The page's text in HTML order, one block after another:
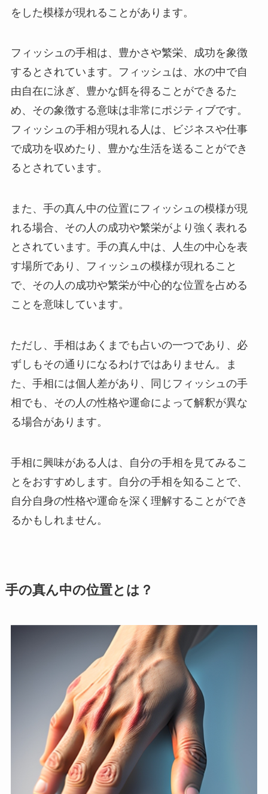
をした模様が現れることがあります。
フィッシュの手相は、豊かさや繁栄、成功を象徴
するとされています。フィッシュは、水の中で自
由自在に泳ぎ、豊かな餌を得ることができるた
め、その象徴する意味は非常にポジティブです。
フィッシュの手相が現れる人は、ビジネスや仕事
で成功を収めたり、豊かな生活を送ることができ
るとされています。
また、手の真ん中の位置にフィッシュの模様が現
れる場合、その人の成功や繁栄がより強く表れる
とされています。手の真ん中は、人生の中心を表
す場所であり、フィッシュの模様が現れること
で、その人の成功や繁栄が中心的な位置を占める
ことを意味しています。
ただし、手相はあくまでも占いの一つであり、必
ずしもその通りになるわけではありません。ま
た、手相には個人差があり、同じフィッシュの手
相でも、その人の性格や運命によって解釈が異な
る場合があります。
手相に興味がある人は、自分の手相を見てみるこ
とをおすすめします。自分の手相を知ることで、
自分自身の性格や運命を深く理解することができ
るかもしれません。
手の真ん中の位置とは？